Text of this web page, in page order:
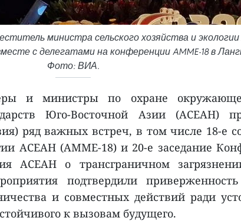
министра сельского хозяйства и
с делегатами на конференции AMME-18 в
Фото: ВИА.
и министры по охране
Юго-Восточной Азии (АСЕАН)
ряд важных встреч, в том числе 18-е
АСЕАН (AMME-18) и 20-е заседание
АСЕАН о трансграничном
подтвердили
и совместных действий ради
к вызовам будущего.